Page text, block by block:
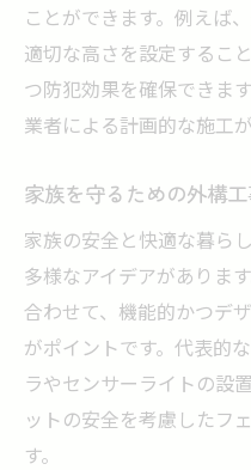
ことができます。例えば
適切な高さを設定するこ
つ防犯効果を確保できま
業者による計画的な施工
家族を守るための外構
家族の安全と快適な暮ら
多様なアイデアがありま
合わせて、機能的かつデ
がポイントです。代表的
ラやセンサーライトの設
ットの安全を考慮したフ
す。